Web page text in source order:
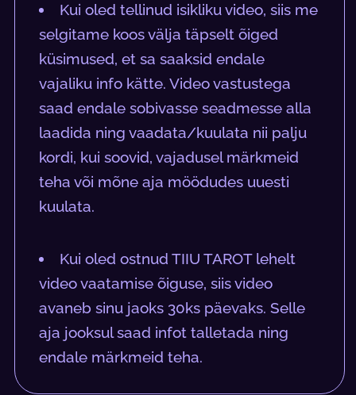
Kui oled tellinud isikliku video, siis me
selgitame koos välja täpselt õiged
küsimused, et sa saaksid endale
vajaliku info kätte. Video vastustega
saad endale sobivasse seadmesse alla
laadida ning vaadata/kuulata nii palju
kordi, kui soovid, vajadusel märkmeid
teha või mõne aja möödudes uuesti
kuulata.
Kui oled ostnud TIIU TAROT lehelt
video vaatamise õiguse, siis video
avaneb sinu jaoks 30ks päevaks. Selle
aja jooksul saad infot talletada ning
endale märkmeid teha.